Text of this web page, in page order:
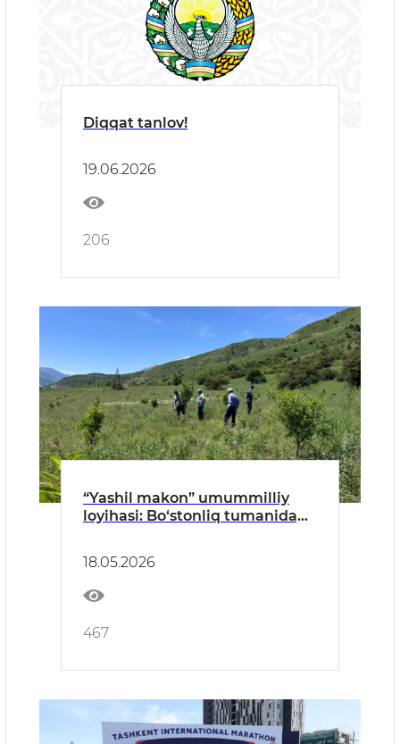
Diqqat tanlov!
19.06.2026
206
“Yashil makon” umummilliy
loyihasi: Bo‘stonliq tumanidagi
18.05.2026
467